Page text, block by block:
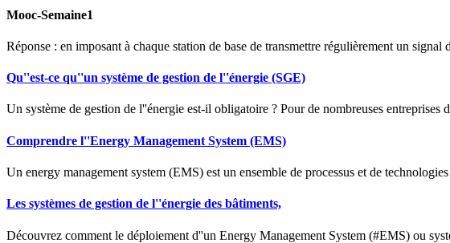
Mooc-Semaine1
Réponse : en imposant à chaque station de base de transmettre régulièrement un
Qu''est-ce qu''un système de gestion de l''énergie (SGE)
Un système de gestion de l''énergie est-il obligatoire ? Pour de nombreuses
Comprendre l''Energy Management System (EMS)
Un energy management system (EMS) est un ensemble de processus et de
Les systèmes de gestion de l''énergie des bâtiments,
Découvrez comment le déploiement d''un Energy Management System (#EMS) ou